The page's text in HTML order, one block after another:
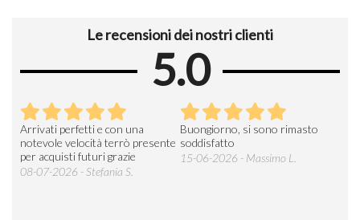
Le recensioni dei nostri clienti
5.0
Arrivati perfetti e con una
notevole velocità terrò presente
per acquisti futuri grazie
08-07-2026 - Stefania S.
Buongiorno, si sono rimasto
soddisfatto
15-06-2026 - Massimo L.